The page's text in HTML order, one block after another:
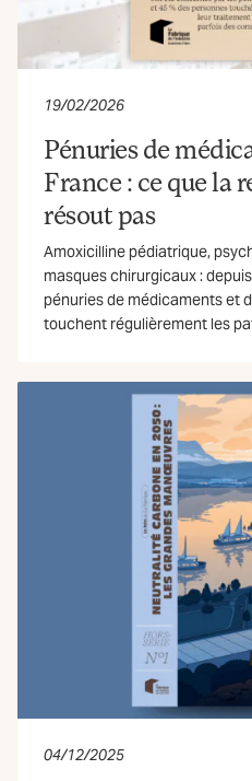
19/02/2026
Pénuries de
France : ce que la
résout pas
Amoxicilline pédiatrique,
masques chirurgicaux :
pénuries de médicaments et
touchent régulièrement les
04/12/2025